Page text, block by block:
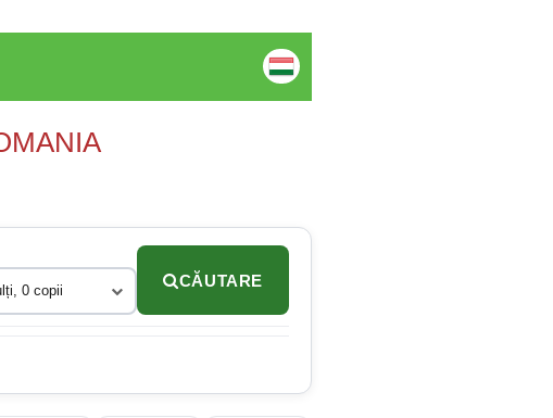
0 copii
CĂUTARE